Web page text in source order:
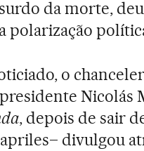
da morte,
polarização
o
Nicolás
, depois de sair
divulgou